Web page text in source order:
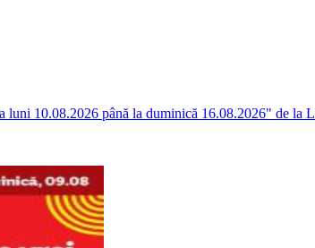
10.08.2026 până la duminică 16.08.2026" de la